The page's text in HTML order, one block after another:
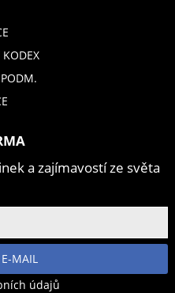
KODEX
a zajímavostí ze světa
MAIL
údajů